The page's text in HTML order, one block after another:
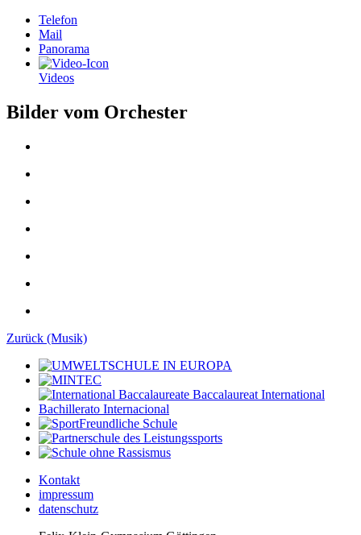
Telefon
Mail
Panorama
Videos
Bilder vom Orchester
Zurück (Musik)
Kontakt
impressum
datenschutz